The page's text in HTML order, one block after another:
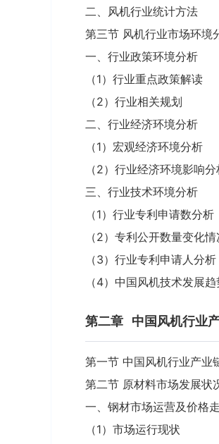
二、风机行业统计方法
第三节 风机行业市场环境
一、行业政策环境分析
（1）行业重点政策解读
（2）行业相关规划
二、行业经济环境分析
（1）宏观经济环境分析
（2）行业经济环境影响
三、行业技术环境分析
（1）行业专利申请数分析
（2）专利公开数量变化
（3）行业专利申请人分析
（4）中国风机技术发展
第二章 中国风机行业
第一节 中国风机行业产业
第二节 原材料市场发展状
一、钢材市场运营及价格
（1）市场运行现状